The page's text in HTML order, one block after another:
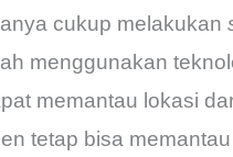
cukup melakukan
menggunakan
memantau lokasi
tetap bisa